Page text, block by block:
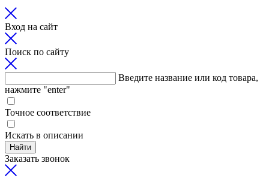
Вход на сайт
Поиск по сайту
Введите название или код товара,
нажмите "enter"
Точное соответствие
Искать в описании
Найти
Заказать звонок